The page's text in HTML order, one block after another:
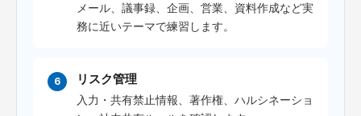
メール、議事録、企画、営業、資料作成など実
務に近いテーマで練習します。
リスク管理
入力・共有禁止情報、著作権、ハルシネーショ